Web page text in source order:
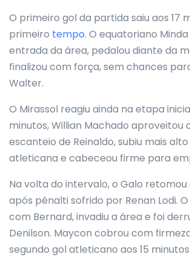
O primeiro gol da partida saiu aos 17
primeiro tempo. O equatoriano
entrada da área, pedalou diante da
finalizou com força, sem chances
Walter.
O Mirassol reagiu ainda na etapa
minutos, Willian Machado aproveitou
escanteio de Reinaldo, subiu mais
atleticana e cabeceou firme para
Na volta do intervalo, o Galo
após pênalti sofrido por Renan Lodi.
com Bernard, invadiu a área e foi
Denilson. Maycon cobrou com
segundo gol atleticano aos 15 minutos.